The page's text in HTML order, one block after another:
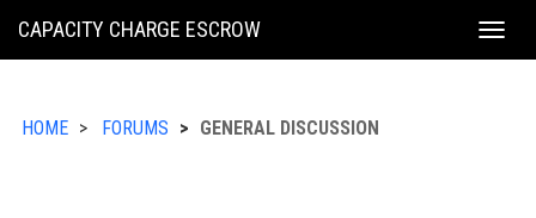
KING
CAPACITY CHARGE ESCROW
HOME FORUMS GENERAL DISCUSSION